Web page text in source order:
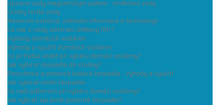
Úprava vody magnetickým polem - změkčení vody
Účinky tvrdé vody
Reverzní osmóza, základní informace o technologii
Co vše z vody odstraní uhlíkový filtr?
Výhody domácích vodáren
Výhody a využití domácích vodáren
Co je třeba vědět při výběru domácí vodárny?
Jak vybírat čerpadla do studny?
Povrchová a ponorná kalová čerpadla - výhody a využití
Jak vybírat vodní čerpadla
Co radí odborníci při výběru domácí vodárny?
Jak vybrat správné ponorné čerpadlo?